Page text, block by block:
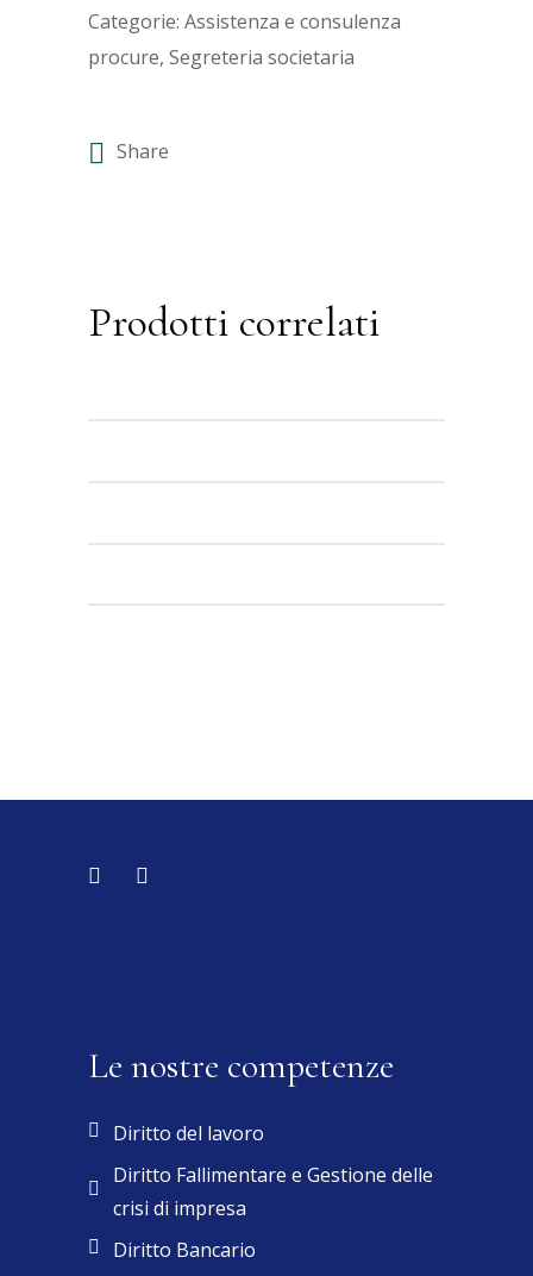
Categorie: Assistenza e consulenza
procure, Segreteria societaria
Share
Prodotti correlati
Le nostre competenze
Diritto del lavoro
Diritto Fallimentare e Gestione delle
crisi di impresa
Diritto Bancario